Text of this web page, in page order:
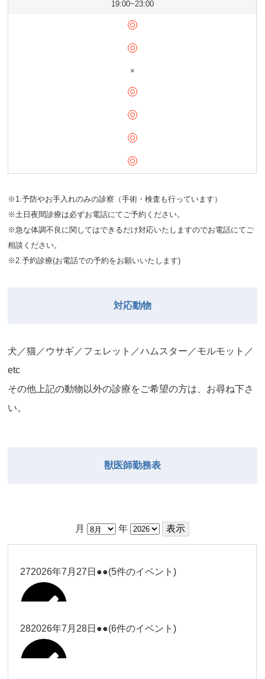
19:00~23:00
×
※1.予防やお手入れのみの診察（手術・検査も行っています）
※土日夜間診療は必ずお電話にてご予約ください。
※急な体調不良に関してはできるだけ対応いたしますのでお電話にてご
相談ください。
※2.予約診療(お電話での予約をお願いいたします)
対応動物
⽝／猫／ウサギ／フェレット／ハムスター／モルモット／
etc
その他上記の動物以外の診療をご希望の⽅は、お尋ね下さ
い。
獣医師勤務表
月 年
272026年7月27日 ●●(5件のイベント)
大西
282026年7月28日 ●●(6件のイベント)